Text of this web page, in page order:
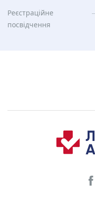
Реєстраційне
посвідчення